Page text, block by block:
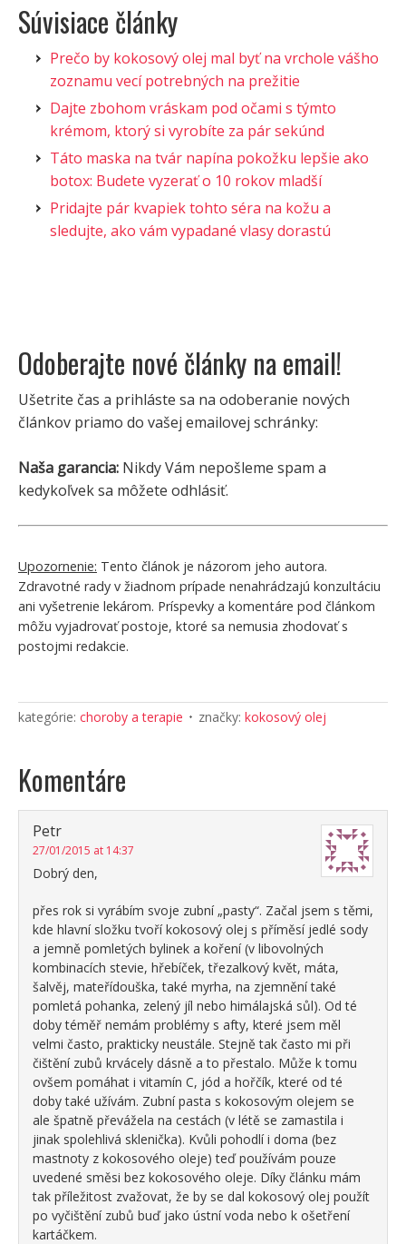
Súvisiace články
Prečo by kokosový olej mal byť na vrchole vášho
zoznamu vecí potrebných na prežitie
Dajte zbohom vráskam pod očami s týmto
krémom, ktorý si vyrobíte za pár sekúnd
Táto maska na tvár napína pokožku lepšie ako
botox: Budete vyzerať o 10 rokov mladší
Pridajte pár kvapiek tohto séra na kožu a
sledujte, ako vám vypadané vlasy dorastú
Odoberajte nové články na email!
Ušetrite čas a prihláste sa na odoberanie nových
článkov priamo do vašej emailovej schránky:
Naša garancia: Nikdy Vám nepošleme spam a
kedykoľvek sa môžete odhlásiť.
Upozornenie: Tento článok je názorom jeho autora.
Zdravotné rady v žiadnom prípade nenahrádzajú konzultáciu
ani vyšetrenie lekárom. Príspevky a komentáre pod článkom
môžu vyjadrovať postoje, ktoré sa nemusia zhodovať s
postojmi redakcie.
kategórie: choroby a terapie značky: kokosový olej
Komentáre
Petr
27/01/2015 at 14:37
Dobrý den,
přes rok si vyrábím svoje zubní „pasty“. Začal jsem s těmi,
kde hlavní složku tvoří kokosový olej s příměsí jedlé sody
a jemně pomletých bylinek a koření (v libovolných
kombinacích stevie, hřebíček, třezalkový květ, máta,
šalvěj, mateřídouška, také myrha, na zjemnění také
pomletá pohanka, zelený jíl nebo himálajská sůl). Od té
doby téměř nemám problémy s afty, které jsem měl
velmi často, prakticky neustále. Stejně tak často mi při
čištění zubů krvácely dásně a to přestalo. Může k tomu
ovšem pomáhat i vitamín C, jód a hořčík, které od té
doby také užívám. Zubní pasta s kokosovým olejem se
ale špatně převážela na cestách (v létě se zamastila i
jinak spolehlivá sklenička). Kvůli pohodlí i doma (bez
mastnoty z kokosového oleje) teď používám pouze
uvedené směsi bez kokosového oleje. Díky článku mám
tak příležitost zvažovat, že by se dal kokosový olej použít
po vyčištění zubů buď jako ústní voda nebo k ošetření
kartáčkem.